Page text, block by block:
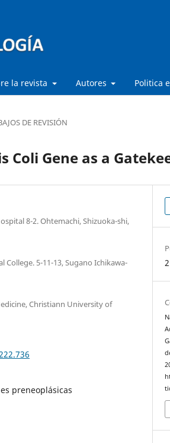
la revista Autores Politica
DE REVISIÓN
Coli Gene as a
8-2. Ohtemachi, Shizuoka-shi,
5-11-13, Sugano Ichikawa-
Christiann University of
preneoplásicas